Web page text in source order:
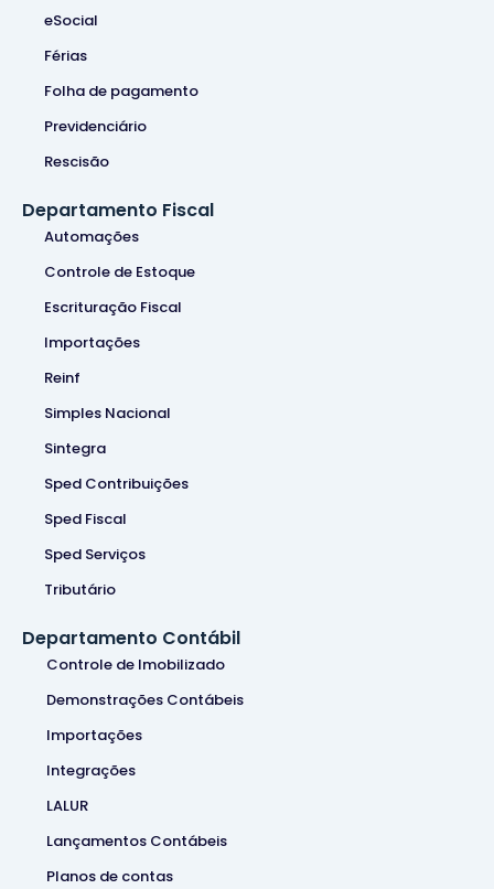
eSocial
Férias
Folha de pagamento
Previdenciário
Rescisão
Departamento Fiscal
Automações
Controle de Estoque
Escrituração Fiscal
Importações
Reinf
Simples Nacional
Sintegra
Sped Contribuições
Sped Fiscal
Sped Serviços
Tributário
Departamento Contábil
Controle de Imobilizado
Demonstrações Contábeis
Importações
Integrações
LALUR
Lançamentos Contábeis
Planos de contas